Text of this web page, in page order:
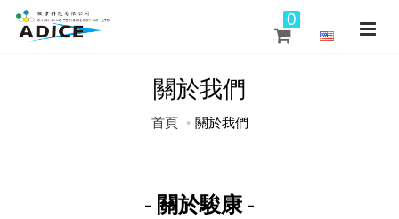
0
關於我們
首頁 關於我們
- 關於駿康 -